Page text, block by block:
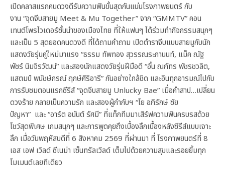
เปิดคลาสแรกคนดวงดีรับความฟินขั้นสุดกันแน่นโรงภาพยนตร์ กับ
งาน “จุดจีบสายมู Meet & Mu Together” จาก “GMMTV” คอน
เทนต์โพรไวเดอร์ชั้นนำของเมืองไทย ที่ให้แฟนๆ ได้ร่วมทำกิจกรรมสนุกๆ
และเป็น 5 สุดยอดคนดวงดี ที่ได้ถามคำถาม เปิดตำราจีบแบบสายมูกับนัก
แสดงวัยรุ่นคู่ใหม่มาแรง “ธรรม ทัพทอง สุวรรณระกานนท์, แม็ค ณัฐ
พัชร์ นิมจิรวัฒน์” และสองนักแสดงวัยรุ่นฝีมือดี “อั๋น ณภัทร พัชรชวลิต,
แสตมป์ พนัชษ์กรณ์ ฤกษ์ศิริอารี” กันอย่างใกล้ชิด และอินทุกอารมณ์ไปกับ
การรับชมตอนแรกซีรีส์ “จุดจีบสายมู Unlucky Bae” เมื่อคำสาป…เปลี่ยน
ดวงร้าย กลายเป็นความรัก และสองผู้กำกับฯ “โย อภิรักษ์ ชัย
ปัญหา” และ “อาร์ต อนันต์ รัศมี” ที่แท็กทีมมาเสิร์ฟความฟินครบรสด้วย
โชว์สุดพิเศษ เกมสนุกๆ และการพูดคุยถึงเบื้องลึกเบื้องหลังซีรีส์แบบเจาะ
ลึก เมื่อวันพฤหัสบดีที่ 6 สิงหาคม 2569 ที่ผ่านมา ที่ โรงภาพยนตร์ที่ 8
เอส เอฟ เวิลด์ ซีเนม่า เซ็นทรัลเวิลด์ เต็มไปด้วยความสุขและรอยยิ้มทุก
โมเมนต์เลยทีเดียว